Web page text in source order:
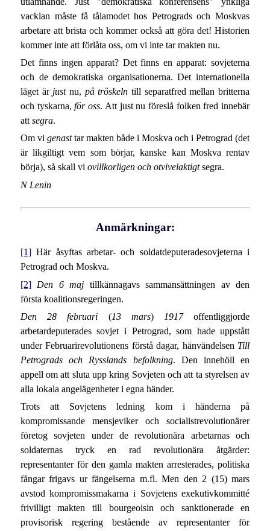
vacklan måste få tålamodet hos Petrograds och Moskvas
arbetare att brista och kommer också att göra det! Historien
kommer inte att förlåta oss, om vi inte tar makten nu.
Det finns ingen apparat? Det finns en apparat: sovjeterna
och de demokratiska organisationerna. Det internationella
läget är justnu, på tröskeln till separatfred mellan britterna
och tyskarna,för oss. Att just nu föreslå folken fred innebär
att segra.
Om vi genasttar makten både i Moskva och i Petrograd (det
är likgiltigt vem som börjar, kanske kan Moskva rentav
börja), så skall vi ovillkorligen och otvivelaktigtsegra.
N Lenin
Anmärkningar:
[1]Här åsyftas arbetar- och soldatdeputeradesovjeterna i
Petrograd och Moskva.
[2] Den 6 maj tillkännagavs sammansättningen av den
första koalitionsregeringen.
Den 28 februari (13 mars) 1917offentliggjorde
arbetardeputerades sovjet i Petrograd, som hade uppstått
under Februarirevolutionens förstå dagar, hänvändelsen Till
Petrograds och Rysslands befolkning. Den innehöll en
appell om att sluta upp kring Sovjeten och att ta styrelsen av
alla lokala angelägenheter i egna händer.
Trots att Sovjetens ledning kom i händerna på
kompromissande mensjeviker och socialistrevolutionärer
företog sovjeten under de revolutionära arbetarnas och
soldaternas tryck en rad revolutionära åtgärder:
representanter för den gamla makten arresterades, politiska
fångar frigavs ur fängelserna m.fl. Men den 2 (15) mars
avstod kompromissmakarna i Sovjetens exekutivkommitté
frivilligt makten till bourgeoisin och sanktionerade en
provisorisk regering bestående av representanter för